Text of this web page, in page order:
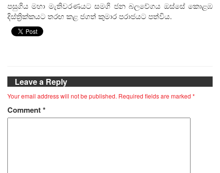
පසුගිය මහා මැතිවරණයට සමගි ජන බලවේගය ඔස්සේ කොළඹ
දිස්ත්‍රික්කයට තරඟ කළ ජගත් කුමාර පරාජයට පත්විය.
Leave a Reply
Your email address will not be published. Required fields are marked *
Comment*